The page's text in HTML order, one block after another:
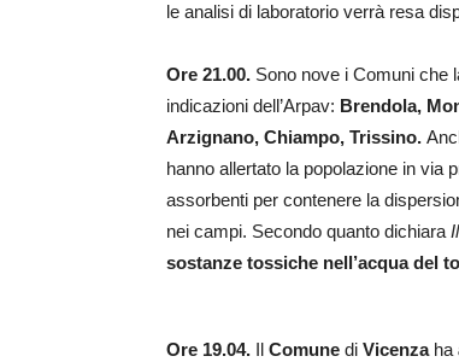
le analisi di laboratorio verrà resa
Ore 21.00. Sono nove i Comuni che
indicazioni dell’Arpav: Brendola,
Arzignano, Chiampo, Trissino.
hanno allertato la popolazione in via
assorbenti per contenere la
nei campi. Secondo quanto dichiara
sostanze tossiche nell’acqua del
Ore 19.04. Il Comune di Vicenzaha